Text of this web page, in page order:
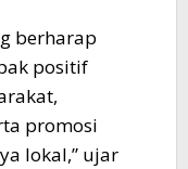
berharap
positif
promosi
lokal,” ujar